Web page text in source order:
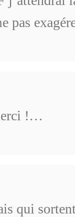
pas
!…
qui